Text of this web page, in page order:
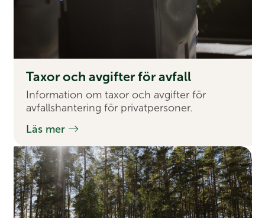
Taxor och av­gifter för av­fall
Information om taxor och avgifter för
avfallshantering för privatpersoner.
Läs mer